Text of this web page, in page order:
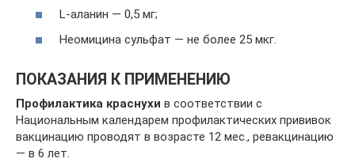
L-аланин — 0,5 мг;
Неомицина сульфат — не более 25 мкг.
ПОКАЗАНИЯ К ПРИМЕНЕНИЮ
Профилактика краснухи в соответствии с
Национальным календарем профилактических прививок
вакцинацию проводят в возрасте 12 мес., ревакцинацию
— в 6 лет.